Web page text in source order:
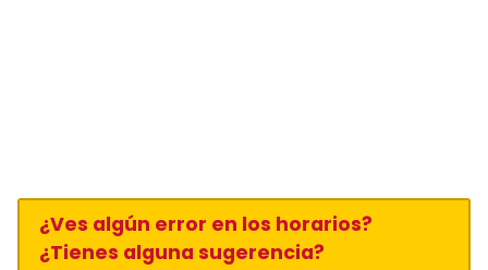
¿Ves algún error en los horarios?
¿Tienes alguna sugerencia?